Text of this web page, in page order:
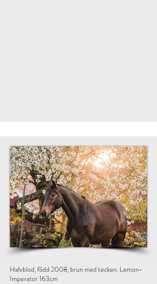
Halvblod, född 2008, brun med tecken. Lemon-
Imperator 163cm